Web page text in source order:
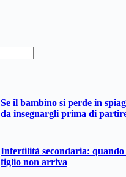
Se il bambino si perde in
da insegnargli prima di
Infertilità secondaria: quando
figlio non arriva